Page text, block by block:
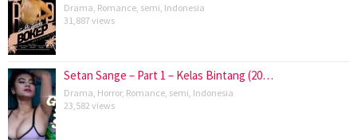
Drama Romance semi Indonesia
31,887 views
Setan Sange – Part 1 – Kelas Bintang (20…
Drama Horror, Romance semi Indonesia
23,582 views